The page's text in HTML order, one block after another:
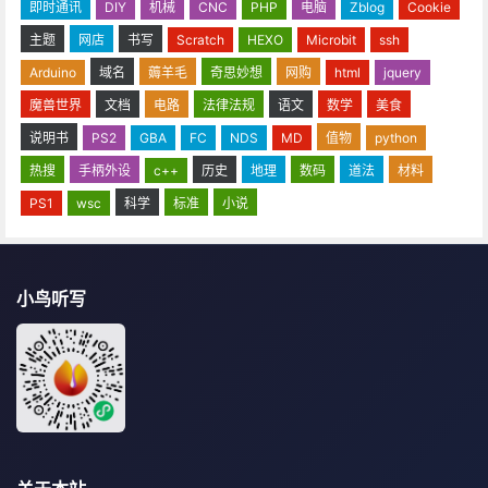
即时通讯 DIY 机械 CNC PHP 电脑 Zblog
Cookie
主题
网店 书写 Scratch HEXO Microbit
ssh
Arduino
域名 薅羊毛 奇思妙想 网购 html
jquery
魔兽世界
文档 电路 法律法规 语文 数学
美食
说明书
PS2 GBA FC NDS MD 值物
python
热搜
手柄外设 c++ 历史 地理 数码 道法
材料
PS1
wsc 科学 标准 小说
小鸟听写